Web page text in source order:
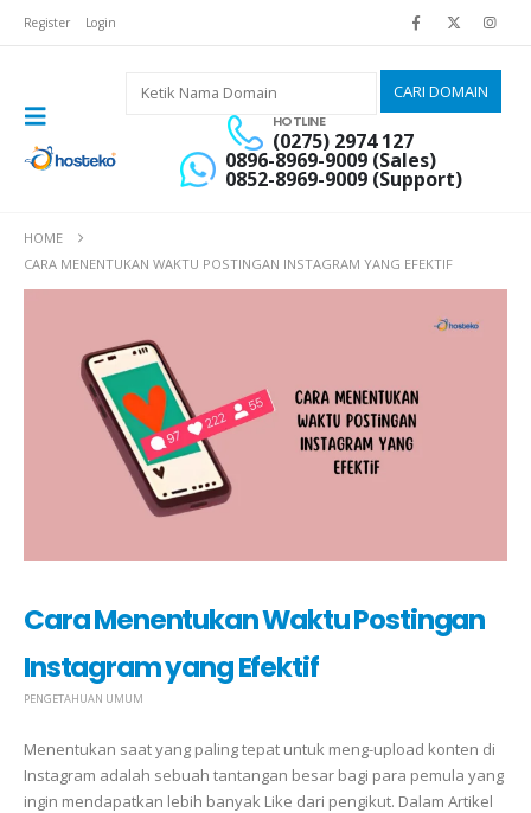
Register Login
HOTLINE
(0275) 2974 127
0896-8969-9009 (Sales)
0852-8969-9009 (Support)
HOME
CARA MENENTUKAN WAKTU POSTINGAN INSTAGRAM YANG EFEKTIF
Cara Menentukan Waktu Postingan
Instagram yang Efektif
PENGETAHUAN UMUM
Menentukan saat yang paling tepat untuk meng-upload konten di
Instagram adalah sebuah tantangan besar bagi para pemula yang
ingin mendapatkan lebih banyak Like dari pengikut. Dalam Artikel